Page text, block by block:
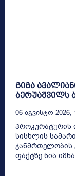
გიგა
ბერუაშვილს
06 Აგვისტო 2026,
პროკურატურის
სისხლის
ჯანმრთელობის
ფაქტზე ნია